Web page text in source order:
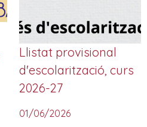
Llistat provisional
d'escolarització, curs
2026-27
01/06/2026